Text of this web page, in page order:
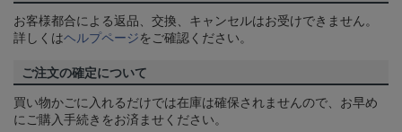
お客様都合による返品、交換、キャンセルはお受けできません。
詳しくはヘルプページをご確認ください。
ご注文の確定について
買い物かごに入れるだけでは在庫は確保されませんので、お早め
にご購入手続きをお済ませください。